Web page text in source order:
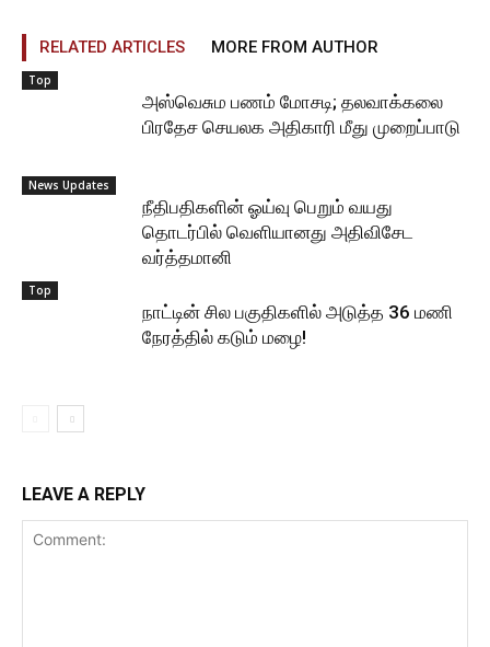
RELATED ARTICLES MORE FROM AUTHOR
Top
அஸ்வெசும பணம் மோசடி; தலவாக்கலை
பிரதேச செயலக அதிகாரி மீது முறைப்பாடு
News Updates
நீதிபதிகளின் ஓய்வு பெறும் வயது
தொடர்பில் வெளியானது அதிவிசேட
வர்த்தமானி
Top
நாட்டின் சில பகுதிகளில் அடுத்த 36 மணி
நேரத்தில் கடும் மழை!
LEAVE A REPLY